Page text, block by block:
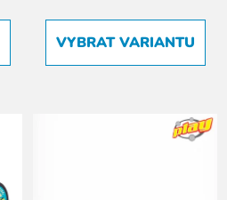
VYBRAT VARIANTU